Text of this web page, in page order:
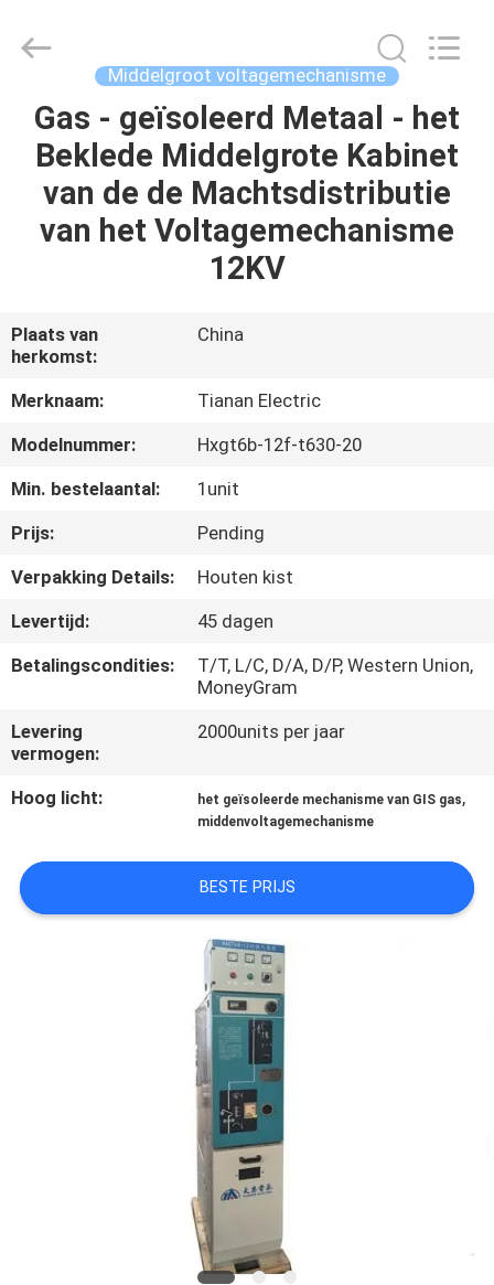
HUIS
PRODUCTEN
ONGEVEER
ONS
FABRIEKSREIS
KWALITEITSCONTROLE
CONTACTEER
ONS
NIEUWS
VERZOEK
CITAAT
Co.,Ltd..
Middelgroot voltagemechanisme
Gas - geïsoleerd Metaal - het
Beklede Middelgrote Kabinet
van de de Machtsdistributie
van het Voltagemechanisme
12KV
Plaats van
herkomst:
China
Merknaam:
Tianan Electric
Modelnummer:
Hxgt6b-12f-t630-20
Min. bestelaantal:
1unit
Prijs:
Pending
Verpakking Details:
Houten kist
Levertijd:
45 dagen
Betalingscondities:
T/T, L/C, D/A, D/P, Western Union,
MoneyGram
Levering
vermogen:
2000units per jaar
Hoog licht: het geïsoleerde mechanisme van GIS gas,
middenvoltagemechanisme
BESTE PRIJS